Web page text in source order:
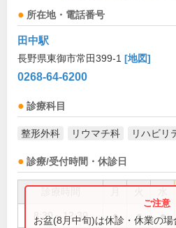
所在地・電話番号
田中駅
長野県東御市常田399-1 [地図]
0268-64-6200
診療科目
整形外科 リウマチ科 リハビリ
診療/受付時間・休診日
8:30～12:30 ● ● ●
お盆(8月中旬)は休診・休業の